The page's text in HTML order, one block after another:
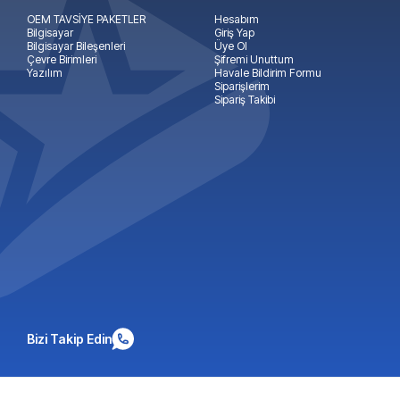
OEM TAVSİYE PAKETLER
Bilgisayar
Bilgisayar Bileşenleri
Çevre Birimleri
Yazılım
Hesabım
Giriş Yap
Üye Ol
Şifremi Unuttum
Havale Bildirim Formu
Siparişlerim
Sipariş Takibi
Bizi Takip Edin